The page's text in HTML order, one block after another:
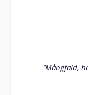
”Mångfald,